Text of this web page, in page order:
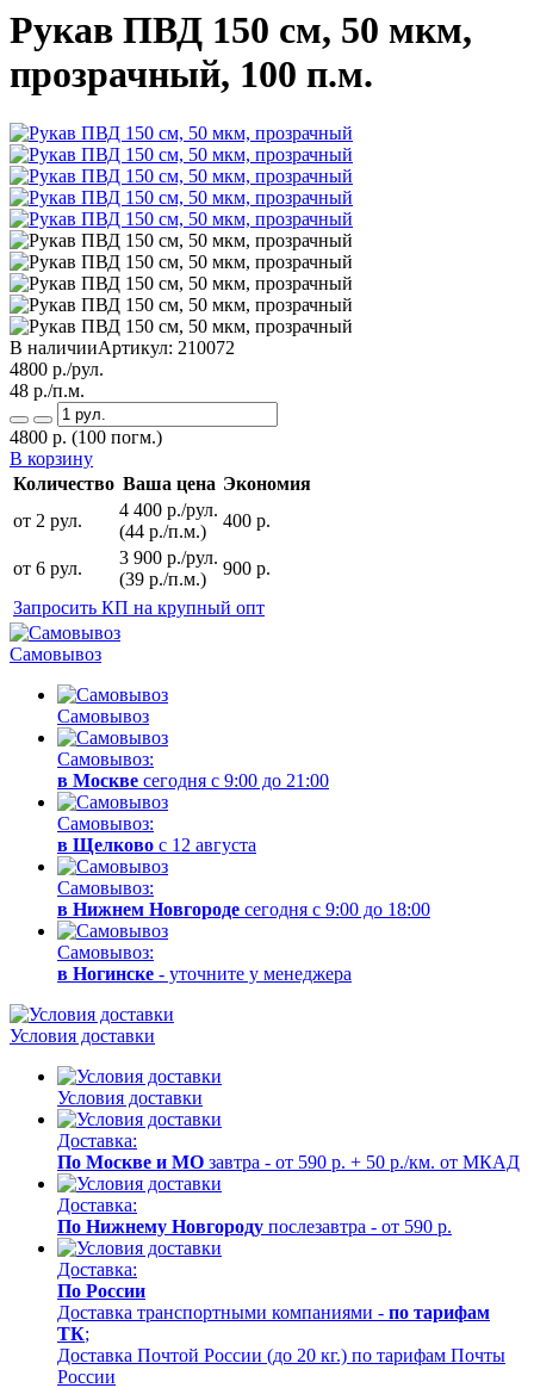
Рукав ПВД 150 см, 50 мкм,
прозрачный, 100 п.м.
В наличииАртикул: 210072
4800 р./рул.
48 р./п.м.
4800 р. (100 погм.)
В корзину
Количество Ваша цена Экономия
от 2 рул.
4 400 р./рул.
(44 р./п.м.)
400 р.
от 6 рул.
3 900 р./рул.
(39 р./п.м.)
900 р.
Запросить КП на крупный опт
Самовывоз
Самовывоз
Самовывоз:
в Москве сегодня с 9:00 до 21:00
Самовывоз:
в Щелково с 12 августа
Самовывоз:
в Нижнем Новгороде сегодня с 9:00 до 18:00
Самовывоз:
в Ногинске - уточните у менеджера
Условия доставки
Условия доставки
Доставка:
По Москве и МО завтра - от 590 р. + 50 р./км. от МКАД
Доставка:
По Нижнему Новгороду послезавтра - от 590 р.
Доставка:
По России
Доставка транспортными компаниями - по тарифам
ТК;
Доставка Почтой России (до 20 кг.) по тарифам Почты
России